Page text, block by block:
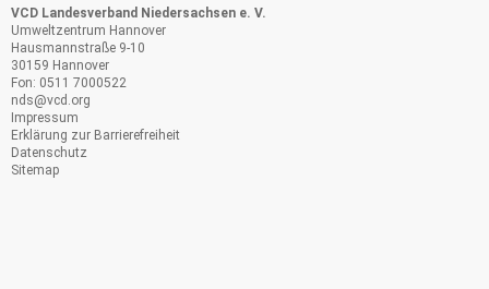
VCD Landesverband Niedersachsen e. V.
Umweltzentrum Hannover
Hausmannstraße 9-10
30159 Hannover
Fon: 0511 7000522
nds@vcd.org
Impressum
Erklärung zur Barrierefreiheit
Datenschutz
Sitemap